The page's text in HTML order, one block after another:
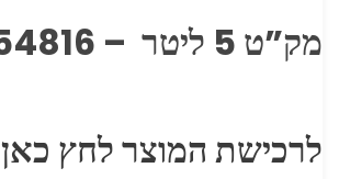
מק”ט 5 ליטר – 54816
לרכישת המוצר לחץ כאן